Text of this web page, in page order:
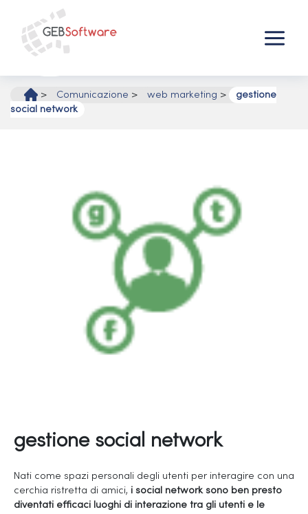
contenuto
Main
Menu
> Comunicazione > web marketing >
gestione
social network
gestione social network
Nati come spazi personali degli utenti per interagire con una
cerchia ristretta di amici, i social network sono ben presto
diventati efficaci luoghi di interazione tra gli utenti e le